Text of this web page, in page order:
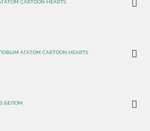
CARTOON HEARTS
АГАТОМ CARTOON HEARTS
В БЕЛОМ